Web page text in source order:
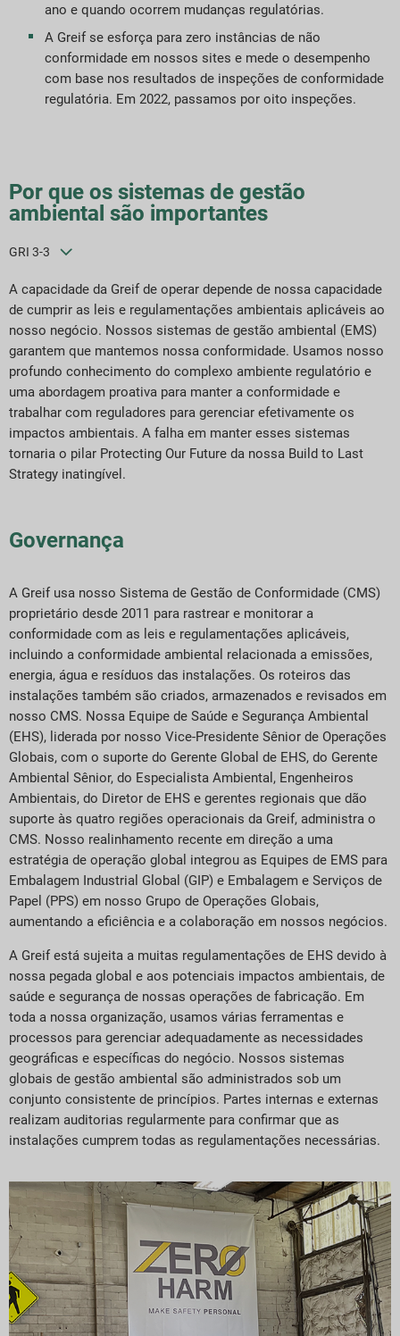
ano e quando ocorrem mudanças regulatórias.
A Greif se esforça para zero instâncias de não
conformidade em nossos sites e mede o desempenho
com base nos resultados de inspeções de conformidade
regulatória. Em 2022, passamos por oito inspeções.
Por que os sistemas de gestão
ambiental são importantes
GRI 3-3
A capacidade da Greif de operar depende de nossa capacidade
de cumprir as leis e regulamentações ambientais aplicáveis ao
nosso negócio. Nossos sistemas de gestão ambiental (EMS)
garantem que mantemos nossa conformidade. Usamos nosso
profundo conhecimento do complexo ambiente regulatório e
uma abordagem proativa para manter a conformidade e
trabalhar com reguladores para gerenciar efetivamente os
impactos ambientais. A falha em manter esses sistemas
tornaria o pilar Protecting Our Future da nossa Build to Last
Strategy inatingível.
Governança
A Greif usa nosso Sistema de Gestão de Conformidade (CMS)
proprietário desde 2011 para rastrear e monitorar a
conformidade com as leis e regulamentações aplicáveis,
incluindo a conformidade ambiental relacionada a emissões,
energia, água e resíduos das instalações. Os roteiros das
instalações também são criados, armazenados e revisados em
nosso CMS. Nossa Equipe de Saúde e Segurança Ambiental
(EHS), liderada por nosso Vice-Presidente Sênior de Operações
Globais, com o suporte do Gerente Global de EHS, do Gerente
Ambiental Sênior, do Especialista Ambiental, Engenheiros
Ambientais, do Diretor de EHS e gerentes regionais que dão
suporte às quatro regiões operacionais da Greif, administra o
CMS. Nosso realinhamento recente em direção a uma
estratégia de operação global integrou as Equipes de EMS para
Embalagem Industrial Global (GIP) e Embalagem e Serviços de
Papel (PPS) em nosso Grupo de Operações Globais,
aumentando a eficiência e a colaboração em nossos negócios.
A Greif está sujeita a muitas regulamentações de EHS devido à
nossa pegada global e aos potenciais impactos ambientais, de
saúde e segurança de nossas operações de fabricação. Em
toda a nossa organização, usamos várias ferramentas e
processos para gerenciar adequadamente as necessidades
geográficas e específicas do negócio. Nossos sistemas
globais de gestão ambiental são administrados sob um
conjunto consistente de princípios. Partes internas e externas
realizam auditorias regularmente para confirmar que as
instalações cumprem todas as regulamentações necessárias.